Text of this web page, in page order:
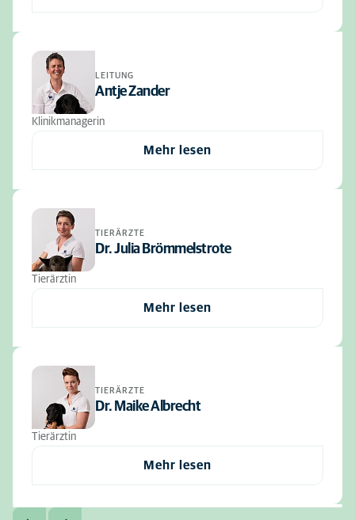
LEITUNG
Antje Zander
Klinikmanagerin
Mehr lesen
TIERÄRZTE
Dr. Julia Brömmelstrote
Tierärztin
Mehr lesen
TIERÄRZTE
Dr. Maike Albrecht
Tierärztin
Mehr lesen